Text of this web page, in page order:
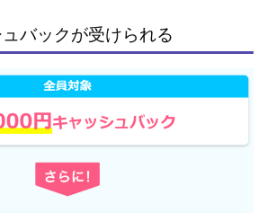
バックが受けられる